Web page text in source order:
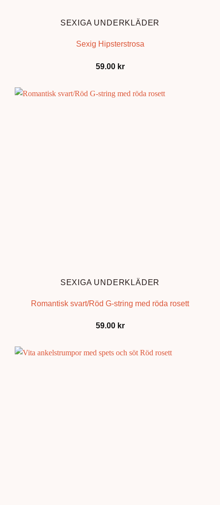
SEXIGA UNDERKLÄDER
Sexig Hipsterstrosa
59.00 kr
SEXIGA UNDERKLÄDER
Romantisk svart/Röd G-string med röda rosett
59.00 kr